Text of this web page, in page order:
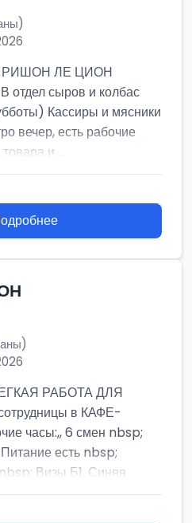
РИШОН ЛЕ ЦИОН
отдел сыров и колбас
Кассиры и мясники
вечер, есть рабочие
и ...
РАБОТА ДЛЯ
в КАФЕ-
часы:,, 6 смен nbsp;
есть nbsp;
Визы Б1, Синяя